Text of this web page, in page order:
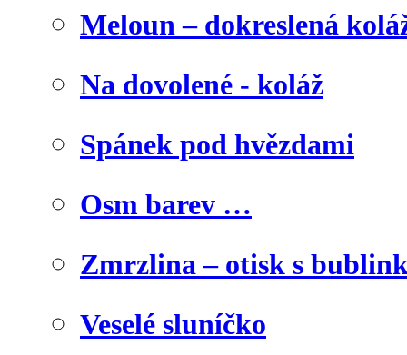
Meloun – dokreslená
Na dovolené - koláž
Spánek pod hvězdami
Osm barev …
Zmrzlina – otisk s
Veselé sluníčko